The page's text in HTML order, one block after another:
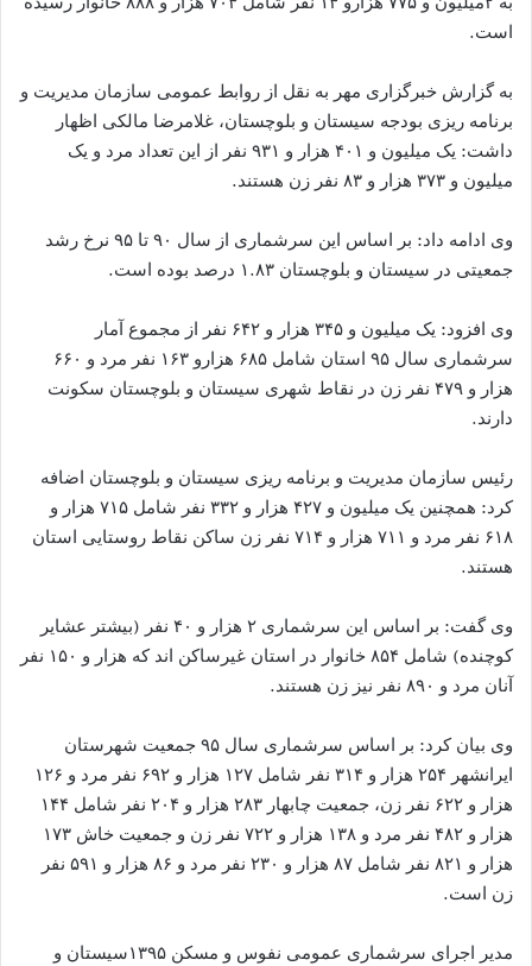
است.
به گزارش خبرگزاری مهر به نقل از روابط عمومی سازمان مدیریت و
برنامه ریزی بودجه سیستان و بلوچستان، غلامرضا مالکی اظهار
داشت: یک میلیون و ۴۰۱ هزار و ۹۳۱ نفر از این تعداد مرد و یک
میلیون و ۳۷۳ هزار و ۸۳ نفر زن هستند.
وی ادامه داد: بر اساس این سرشماری از سال ۹۰ تا ۹۵ نرخ رشد
جمعیتی در سیستان و بلوچستان ۱.۸۳ درصد بوده است.
وی افزود: یک میلیون و ۳۴۵ هزار و ۶۴۲ نفر از مجموع آمار
سرشماری سال ۹۵ استان شامل ۶۸۵ هزارو ۱۶۳ نفر مرد و ۶۶۰
هزار و ۴۷۹ نفر زن در نقاط شهری سیستان و بلوچستان سکونت
دارند.
رئیس سازمان مدیریت و برنامه ریزی سیستان و بلوچستان اضافه
کرد: همچنین یک میلیون و ۴۲۷ هزار و ۳۳۲ نفر شامل ۷۱۵ هزار و
۶۱۸ نفر مرد و ۷۱۱ هزار و ۷۱۴ نفر زن ساکن نقاط روستایی استان
هستند.
وی گفت: بر اساس این سرشماری ۲ هزار و ۴۰ نفر (بیشتر عشایر
کوچنده) شامل ۸۵۴ خانوار در استان غیرساکن اند که هزار و ۱۵۰ نفر
آنان مرد و ۸۹۰ نفر نیز زن هستند.
وی بیان کرد: بر اساس سرشماری سال ۹۵ جمعیت شهرستان
ایرانشهر ۲۵۴ هزار و ۳۱۴ نفر شامل ۱۲۷ هزار و ۶۹۲ نفر مرد و ۱۲۶
هزار و ۶۲۲ نفر زن، جمعیت چابهار ۲۸۳ هزار و ۲۰۴ نفر شامل ۱۴۴
هزار و ۴۸۲ نفر مرد و ۱۳۸ هزار و ۷۲۲ نفر زن و جمعیت خاش ۱۷۳
هزار و ۸۲۱ نفر شامل ۸۷ هزار و ۲۳۰ نفر مرد و ۸۶ هزار و ۵۹۱ نفر
زن است.
مدیر اجرای سرشماری عمومی نفوس و مسکن ۱۳۹۵سیستان و